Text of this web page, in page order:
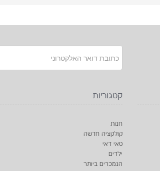
קטגוריות
חנות
קולקציה חדשה
טאי דאי
ילדים
הנמכרים ביותר